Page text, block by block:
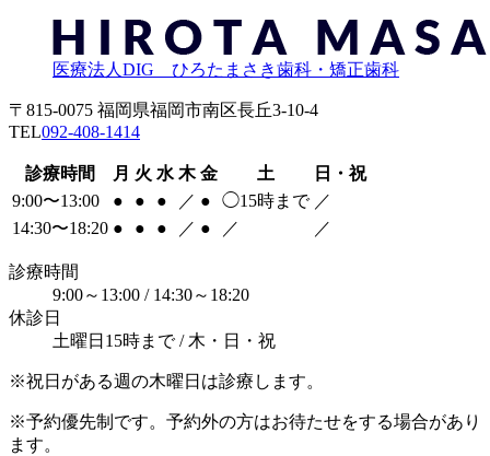
医療法人DIG ひろたまさき歯科・矯正歯科
〒815-0075 福岡県福岡市南区長丘3-10-4
TEL092-408-1414
診療時間 月 火 水 木 金 土
日・祝
9:00〜13:00
● ● ● ／ ● ◯15時まで ／
14:30〜18:20 ● ● ● ／ ● ／ ／
診療時間
9:00～13:00 / 14:30～18:20
休診日
土曜日15時まで / 木・日・祝
※祝日がある週の木曜日は診療します。
※予約優先制です。予約外の方はお待たせをする場合があり
ます。